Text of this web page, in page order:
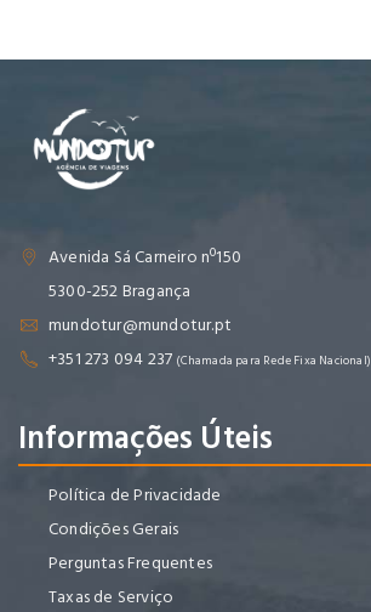
Avenida Sá Carneiro nº150
5300-252 Bragança
mundotur@mundotur.pt
+351 273 094 237 (Chamada para Rede Fixa Nacional)
Informações Úteis
Política de Privacidade
Condições Gerais
Perguntas Frequentes
Taxas de Serviço